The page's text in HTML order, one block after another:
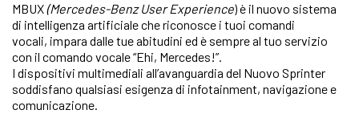
MBUX(Mercedes-Benz User Experience) è il nuovo sistema
di intelligenza artificiale che riconosce i tuoi comandi
vocali, impara dalle tue abitudini ed è sempre al tuo servizio
con il comando vocale “Ehi, Mercedes!”.
I dispositivi multimediali all’avanguardia del Nuovo Sprinter
soddisfano qualsiasi esigenza di infotainment, navigazione e
comunicazione.